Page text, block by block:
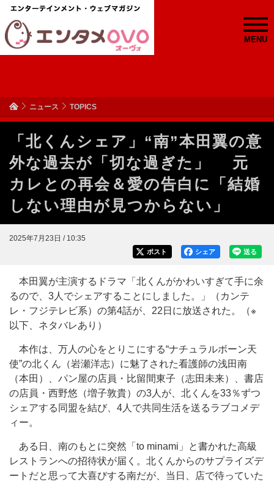
MENU
ニュース TOPICS
「北くんシェア」“南”本田翼の意
外な過去が「切な過ぎた」 元
カレとの再会＆愛の告白に「結婚
しない理由が見つからない」
2025年7月23日 / 10:35
送る
シェア
ポスト
本田翼が主演するドラマ「北くんがかわいすぎて手に余
るので、3人でシェアすることにしました。」（カンテ
レ・フジテレビ系）の第4話が、22日に放送された。（※
以下、ネタバレあり）
本作は、万人の心をとりこにする“ナチュラルボーン天
使”の北くん（岩瀬洋志）に魅了された看護師の浅田南
（本田）、パン屋の店員・比留間東子（志田未来）、書店
の店員・西野悠（増子敦貴）の3人が、北くんを33％ずつ
シェアする同盟を結び、4人で共同生活を送るラブコメデ
ィー。
ある日、南のもとに突然「to minami」と書かれた高級
レストランへの招待状が届く。北くんからのサプライズデ
ートだと思って大喜びする南だが、当日、店で待っていた